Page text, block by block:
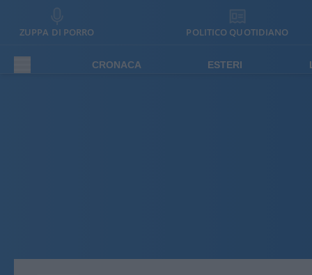
ZUPPA DI PORRO POLITICO QUOTIDIANO
CRONACA ESTERI